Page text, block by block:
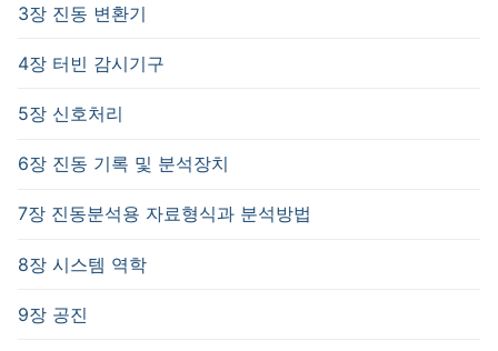
3장 진동 변환기
4장 터빈 감시기구
5장 신호처리
6장 진동 기록 및 분석장치
7장 진동분석용 자료형식과 분석방법
8장 시스템 역학
9장 공진